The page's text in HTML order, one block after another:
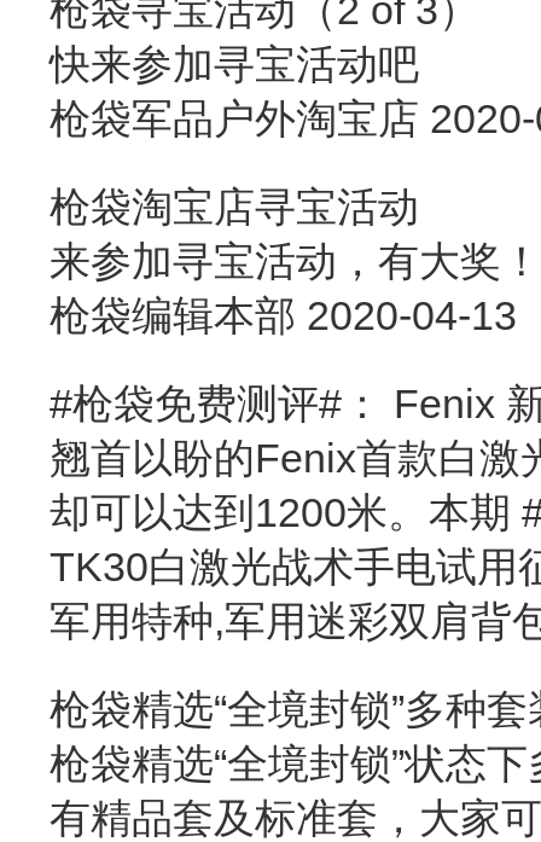
枪袋寻宝活动（2 of 3）
快来参加寻宝活动吧
枪袋军品户外淘宝店
枪袋淘宝店寻宝活动
来参加寻宝活动，有大奖！
枪袋编辑本部 2020-04-13
#枪袋免费测评#： Fenix
翘首以盼的Fenix首款白激
却可以达到1200米。本期
TK30白激光战术手电试用
军用特种,军用迷彩双肩背
枪袋精选“全境封锁”多种
枪袋精选“全境封锁”状态
有精品套及标准套，大家